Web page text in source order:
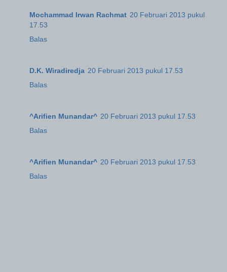
Mochammad Irwan Rachmat 20 Februari 2013 pukul
17.53
Balas
D.K. Wiradiredja 20 Februari 2013 pukul 17.53
Balas
^Arifien Munandar^ 20 Februari 2013 pukul 17.53
Balas
^Arifien Munandar^ 20 Februari 2013 pukul 17.53
Balas